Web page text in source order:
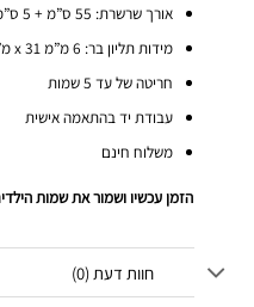
אורך שרשרת: 55 ס”מ + 5 ס”מ הארכה
מידות תליון בר: 6 מ”מ x 31 מ”מ
חריטה של עד 5 שמות
עבודת יד בהתאמה אישית
משלוח חינם
הזמן עכשיו ושמור את שמות
חוות דעת (0)